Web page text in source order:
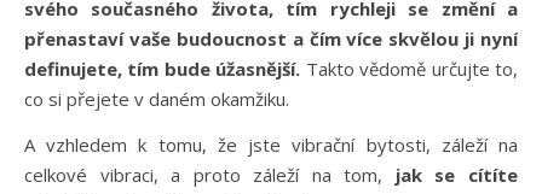
svého současného života, tím rychleji se změní a
přenastaví vaše budoucnost a čím více skvělou ji nyní
definujete, tím bude úžasnější. Takto vědomě určujte to,
co si přejete v daném okamžiku.
A vzhledem k tomu, že jste vibrační bytosti, záleží na
celkové vibraci, a proto záleží na tom, jak se cítíte